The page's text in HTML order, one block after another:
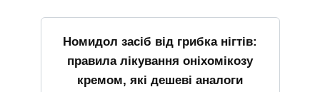
Номидол засіб від грибка нігтів:
правила лікування оніхомікозу
кремом, які дешеві аналоги